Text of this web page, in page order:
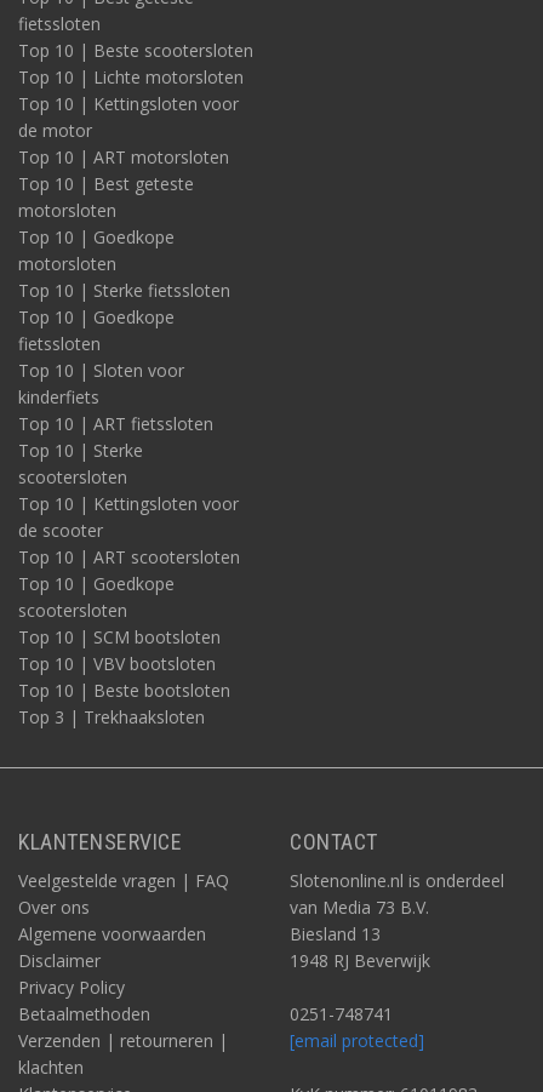
vouwwagen, paardentrailer, caravan, boottrailer, plateauwagen,
motortrailer, bagagewagen of andere aanhangwagen.
Dankzij het disselslot is de aanhanger niet los te koppelen van
het trekvoertuig. Met het wielslot is de aanhanger überhaupt
niet te rijden. En een kettingslot of kabelslot biedt voor de
gewenste diefstalpreventie flexibele, aanvullende mogelijkheden.
Denk zeker ook aan de extra veilige
disselslot én wielslot
Alle type DoubleLock sloten voor de aanhanger zijn snel in
gebruik. Dat maakt het bijvoorbeeld praktisch voor bij een
tussenstop zoals langs de snelweg. Of op de camping, manege,
watersportgebied of andere plek van bestemming. Zomaar een
voorbeeld: bij aankomst na een lange rit, terwijl u eerst even het
restaurant opzoekt, alvorens met de motor, caravan,
vouwwagen, boot of andere aanhanger-inhoud ‘aan de slag’ te
gaan.
Zo werkt een DoubleLock aanhangerslot en caravanslot
maken. Dit gebeurt door eerst de hendel in de open stand te
zetten, en vervolgens daardoorheen de stalen pin van het slot te
plaatsen. Dit belemmert het mechanisme voor aan- en
afkoppeling. Vandaar ook de naam koppelingsslot.
Soorten aanhangers
Disselsloten zijn er voor horizontale en verticale koppelingen,
voor geremde en ongeremde aanhangwagens, speciaal voor
ALKO koppelingen (vaak aanhangwagens of caravans) of juist
voor een boottrailer. Ze zijn ook vaak gemaakt voor een
specifieke kogeldiameter.
fietssloten
Top 10 | Beste scootersloten
Top 10 | Lichte motorsloten
Top 10 | Kettingsloten voor
de motor
Top 10 | ART motorsloten
Top 10 | Best geteste
motorsloten
Top 10 | Goedkope
motorsloten
Top 10 | Sterke fietssloten
Top 10 | Goedkope
fietssloten
Top 10 | Sloten voor
kinderfiets
Top 10 | ART fietssloten
Top 10 | Sterke
scootersloten
Top 10 | Kettingsloten voor
de scooter
Top 10 | ART scootersloten
Top 10 | Goedkope
scootersloten
Top 10 | SCM bootsloten
Top 10 | VBV bootsloten
Top 10 | Beste bootsloten
Top 3 | Trekhaaksloten
KLANTENSERVICE
Veelgestelde vragen | FAQ
Over ons
Algemene voorwaarden
Disclaimer
Privacy Policy
Betaalmethoden
Verzenden | retourneren |
klachten
CONTACT
Slotenonline.nl is onderdeel
van Media 73 B.V.
Biesland 13
1948 RJ Beverwijk
0251-748741
[email protected]